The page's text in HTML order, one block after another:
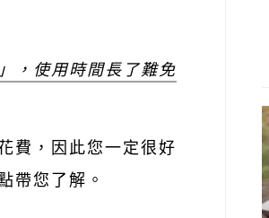
，使用時間長了難免
費，因此您一定很好
帶您了解。